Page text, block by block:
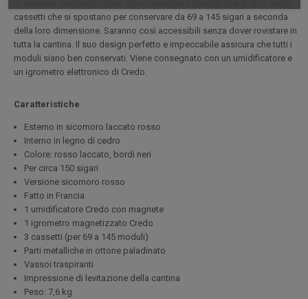
cassetti che si spostano per conservare da 69 a 145 sigari a seconda
della loro dimensione. Saranno così accessibili senza dover rovistare in
tutta la cantina. Il suo design perfetto e impeccabile assicura che tutti i
moduli siano ben conservati. Viene consegnato con un umidificatore e
un igrometro elettronico di Credo.
Caratteristiche
Esterno in sicomoro laccato rosso
Interno in legno di cedro
Colore: rosso laccato, bordi neri
Per circa 150 sigari
Versione sicomoro rosso
Fatto in Francia
1 umidificatore Credo con magnete
1 igrometro magnetizzato Credo
3 cassetti (per 69 a 145 moduli)
Parti metalliche in ottone paladinato
Vassoi traspiranti
Impressione di levitazione della cantina
Peso: 7,6 kg